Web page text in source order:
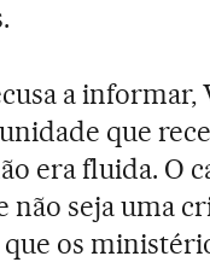
a
que
era fluida. O
não seja uma
os